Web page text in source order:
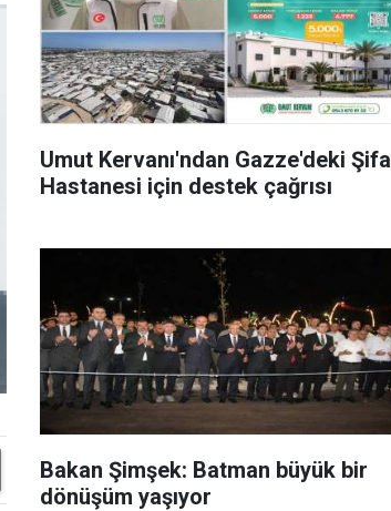
Umut Kervanı'ndan Gazze'deki Şifa
Hastanesi için destek çağrısı
Bakan Şimşek: Batman büyük bir
dönüşüm yaşıyor